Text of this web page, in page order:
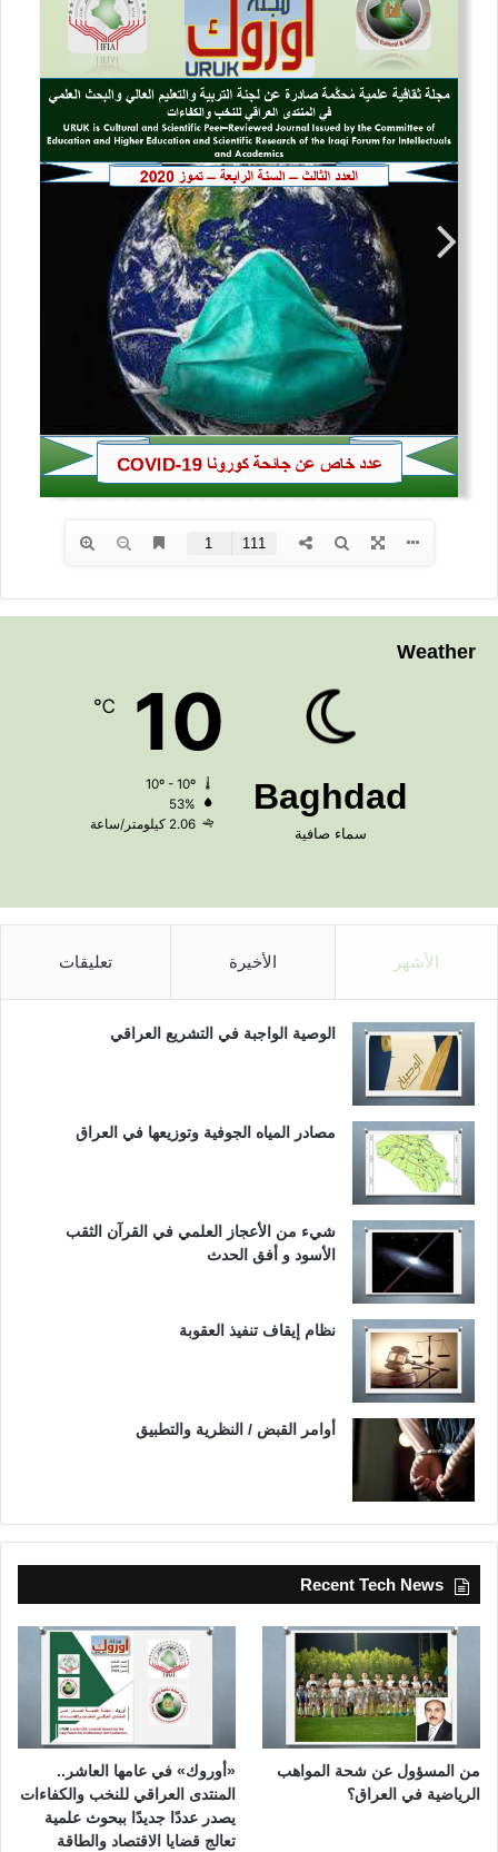
Weather
Baghdad
سماء صافية
10
℃
53%
2.06 كيلومتر/ساعة
الأشهر الأخيرة تعليقات
الوصية الواجبة في التشريع العراقي
مصادر المياه الجوفية وتوزيعها في العراق
شيء من الأعجاز العلمي في القرآن الثقب
الأسود و أفق الحدث
نظام إيقاف تنفيذ العقوبة
أوامر القبض / النظرية والتطبيق
Recent Tech News
من المسؤول عن شحة المواهب
الرياضية في العراق؟
«أوروك» في عامها العاشر..
المنتدى العراقي للنخب والكفاءات
يصدر عددًا جديدًا ببحوث علمية
تعالج قضايا الاقتصاد والطاقة